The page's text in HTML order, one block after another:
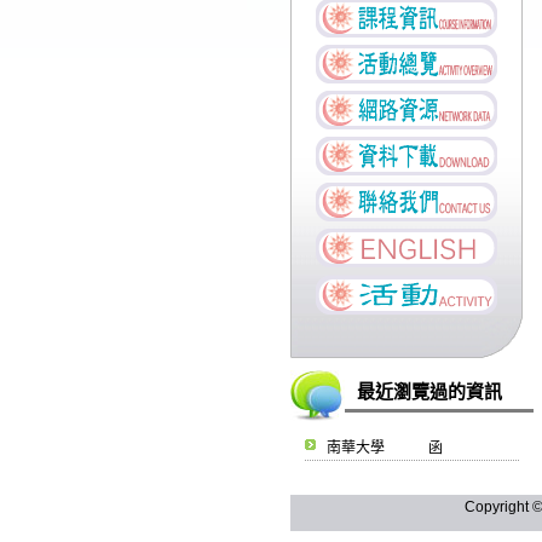
最近瀏覽過的資訊
南華大學 函
Copyright